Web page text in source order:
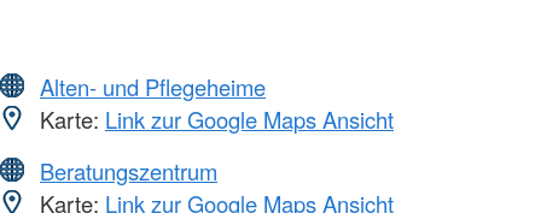
Alten- und Pflegeheime
Karte: Link zur Google Maps Ansicht
Beratungszentrum
Karte: Link zur Google Maps Ansicht